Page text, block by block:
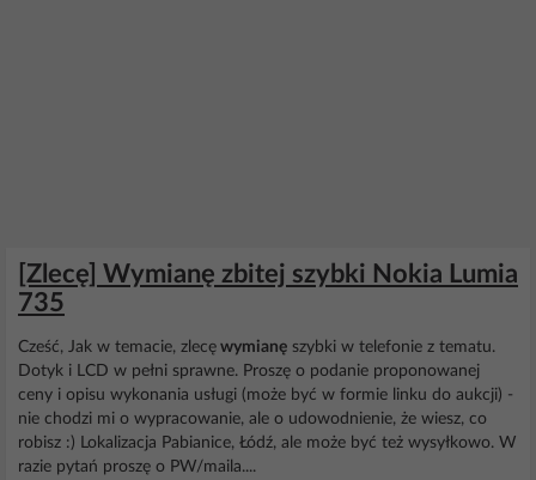
[Zlecę] Wymianę zbitej szybki Nokia Lumia
735
Cześć, Jak w temacie, zlecę wymianę szybki w telefonie z tematu.
Dotyk i LCD w pełni sprawne. Proszę o podanie proponowanej
ceny i opisu wykonania usługi (może być w formie linku do aukcji) -
nie chodzi mi o wypracowanie, ale o udowodnienie, że wiesz, co
robisz :) Lokalizacja Pabianice, Łódź, ale może być też wysyłkowo. W
razie pytań proszę o PW/maila....